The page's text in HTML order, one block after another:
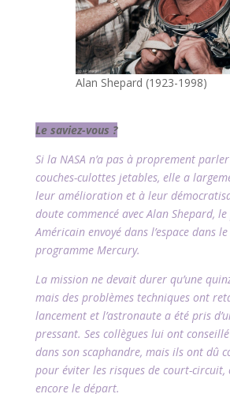
Alan Shepard (1923-1998)
Le saviez-vous ?
Si la NASA n’a pas à proprement
couches-culottes jetables, elle a
leur amélioration et à leur
doute commencé avec Alan Shepard,
Américain envoyé dans l’espace dans
programme Mercury.
La mission ne devait durer qu’une
mais des problèmes techniques ont
lancement et l’astronaute a été pris
pressant. Ses collègues lui ont
dans son scaphandre, mais ils ont dû
pour éviter les risques de court-circuit,
encore le départ.